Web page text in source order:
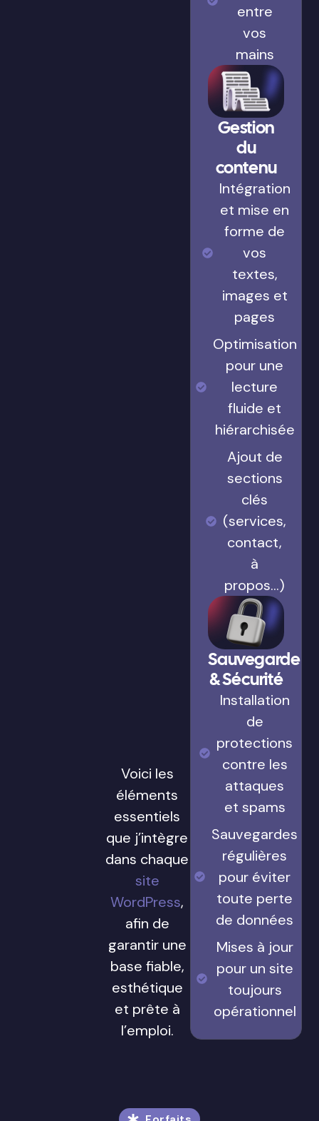
Voici les
éléments
essentiels
que j’intègre
dans chaque
site
WordPress,
afin de
garantir une
base fiable,
esthétique
et prête à
l’emploi.
entre
vos
mains
Gestion
du
contenu
Intégration
et mise en
forme de
vos
textes,
images et
pages
Optimisation
pour une
lecture
fluide et
hiérarchisée
Ajout de
sections
clés
(services,
contact,
à
propos…)
Sauvegarde
& Sécurité
Installation
de
protections
contre les
attaques
et spams
Sauvegardes
régulières
pour éviter
toute perte
de données
Mises à jour
pour un site
toujours
opérationnel